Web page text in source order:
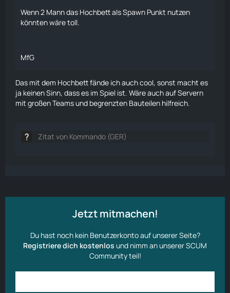
Wenn 2 Mann das Hochbett als Spawn Punkt nutzen
könnten wäre toll.
MfG
Das mit dem Hochbett fände ich auch cool, sonst macht es
ja keinen Sinn, dass es im Spiel ist. Wäre auch auf Servern
mit großen Teams und begrenzten Bauteilen hilfreich.
Zitat von Kommando (GER)
Jetzt mitmachen!
Du hast noch kein Benutzerkonto auf unserer Seite?
Registriere dich kostenlos und nimm an unserer SCUM
Community teil!